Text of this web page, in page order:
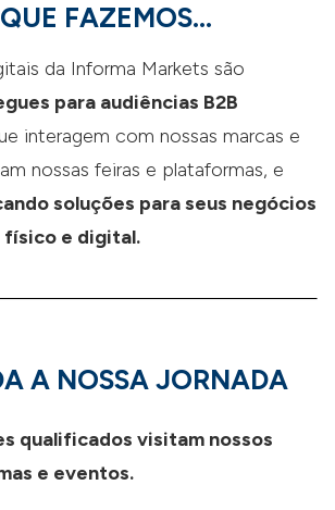
FAZEMOS...
da Informa Markets são
para audiências B2B
interagem com nossas marcas e
nossas feiras e plataformas, e
soluções para seus negócios
físico e digital.
A NOSSA JORNADA
qualificados visitam nossos
e eventos.